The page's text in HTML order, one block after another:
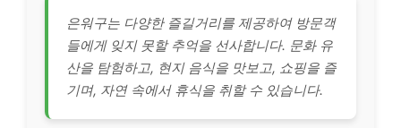
은워구는 다양한 즐길거리를 제공하여 방문객
들에게 잊지 못할 추억을 선사합니다. 문화 유
산을 탐험하고, 현지 음식을 맛보고, 쇼핑을 즐
기며, 자연 속에서 휴식을 취할 수 있습니다.